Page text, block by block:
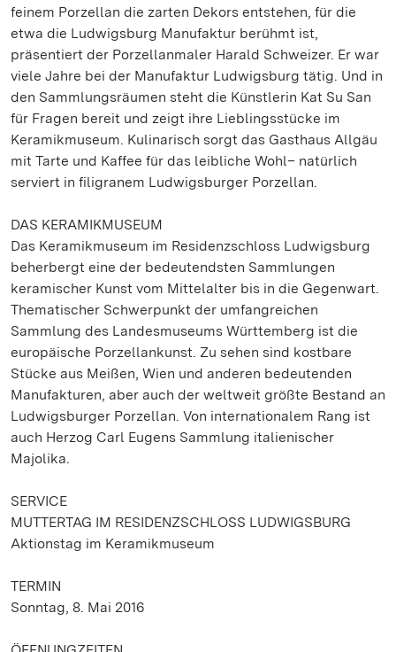
feinem Porzellan die zarten Dekors entstehen, für die
etwa die Ludwigsburg Manufaktur berühmt ist,
präsentiert der Porzellanmaler Harald Schweizer. Er war
viele Jahre bei der Manufaktur Ludwigsburg tätig. Und in
den Sammlungsräumen steht die Künstlerin Kat Su San
für Fragen bereit und zeigt ihre Lieblingsstücke im
Keramikmuseum. Kulinarisch sorgt das Gasthaus Allgäu
mit Tarte und Kaffee für das leibliche Wohl– natürlich
serviert in filigranem Ludwigsburger Porzellan.
DAS KERAMIKMUSEUM
Das Keramikmuseum im Residenzschloss Ludwigsburg
beherbergt eine der bedeutendsten Sammlungen
keramischer Kunst vom Mittelalter bis in die Gegenwart.
Thematischer Schwerpunkt der umfangreichen
Sammlung des Landesmuseums Württemberg ist die
europäische Porzellankunst. Zu sehen sind kostbare
Stücke aus Meißen, Wien und anderen bedeutenden
Manufakturen, aber auch der weltweit größte Bestand an
Ludwigsburger Porzellan. Von internationalem Rang ist
auch Herzog Carl Eugens Sammlung italienischer
Majolika.
SERVICE
MUTTERTAG IM RESIDENZSCHLOSS LUDWIGSBURG
Aktionstag im Keramikmuseum
TERMIN
Sonntag, 8. Mai 2016